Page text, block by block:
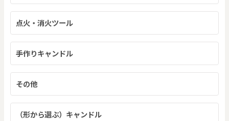
点火・消火ツール
手作りキャンドル
その他
（形から選ぶ）キャンドル